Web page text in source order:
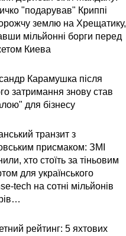
"подарував" Криппі
землю на Хрещатику,
мільйонні борги перед
Киева
Карамушка після
затримання знову став
для бізнесу
транзит з
присмаком: ЗМІ
хто стоїть за тіньовим
для українського
tech на сотні мільйонів
рейтинг: 5 яхтових